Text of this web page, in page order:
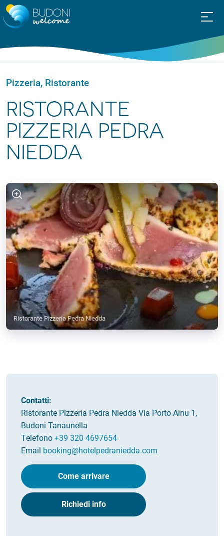
Contatti:
Ristorante Pizzeria Pedra Niedda Via Porto Ainu 1,
Budoni Tanaunella
Telefono+39 320 4697654
Email booking@hotelpedraniedda.com
Come arrivare
Richiedi info
Pizzeria, Ristorante
RISTORANTE
PIZZERIA PEDRA
NIEDDA
Ristorante Pizzeria Pedra Niedda